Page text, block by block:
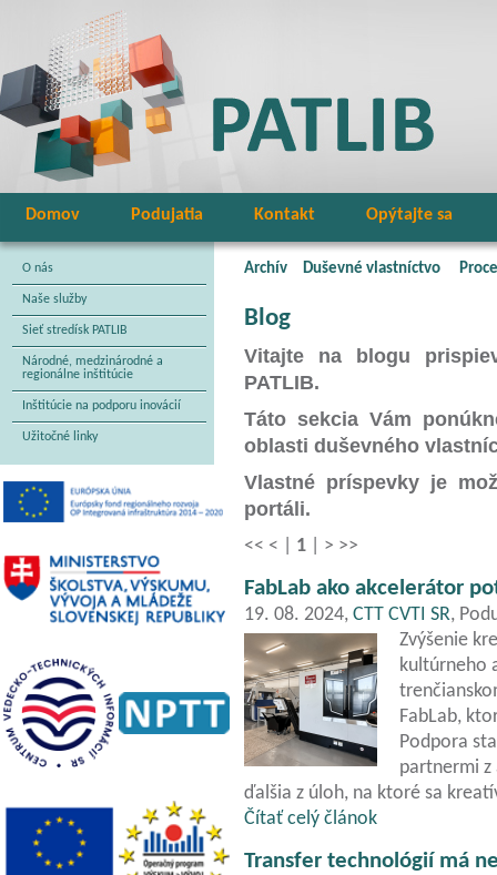
Domov Podujatia Kontakt Opýtajte sa
O nás
Naše služby
Sieť stredísk PATLIB
Národné, medzinárodné a
regionálne inštitúcie
Inštitúcie na podporu inovácií
Užitočné linky
Archív Duševné vlastníctvo
Blog
Vitajte na blogu
PATLIB.
Táto sekcia Vám
oblasti duševného
Vlastné príspevky je
portáli.
<< < 1 > >>
FabLab ako akcelerátor
19. 08. 2024, CTT CVTI SR,
Zvýšenie
kultúrneho
FabLab,
Podpora
partnermi z
ďalšia z úloh, na ktoré sa
Čítať celý článok
Transfer technológií má